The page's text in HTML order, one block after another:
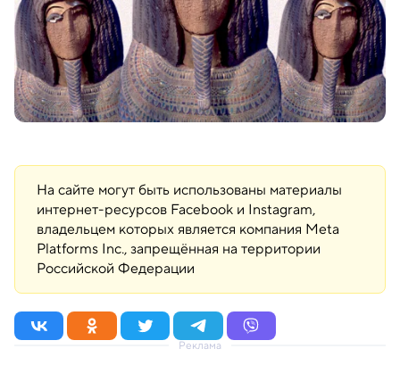
На сайте могут быть использованы материалы
интернет-ресурсов Facebook и Instagram,
владельцем которых является компания Meta
Platforms Inc., запрещённая на территории
Российской Федерации
Реклама